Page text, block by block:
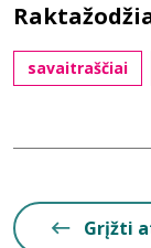
savaitraščiai
Grįžti